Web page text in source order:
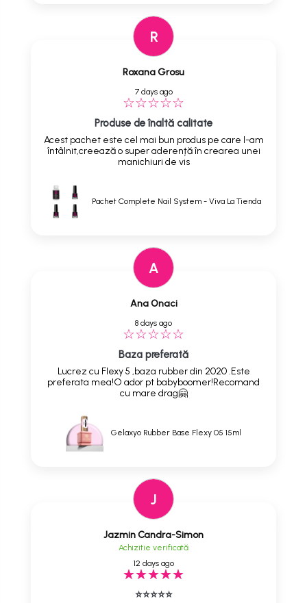
R
Roxana Grosu
7 days ago
Produse de înaltă calitate
Acest pachet este cel mai bun produs pe care l-am
întâlnit,creează o super aderență în crearea unei
manichiuri de vis
Pachet Complete Nail System - Viva La Tienda
A
Ana Onaci
8 days ago
Baza preferată
Lucrez cu Flexy 5 ,baza rubber din 2020 .Este
preferata mea!O ador pt babyboomer!Recomand
cu mare drag🤗
Gelaxyo Rubber Base Flexy 05 15ml
J
Jazmin Candra-Simon
Achizitie verificată
12 days ago
⭐⭐⭐⭐⭐